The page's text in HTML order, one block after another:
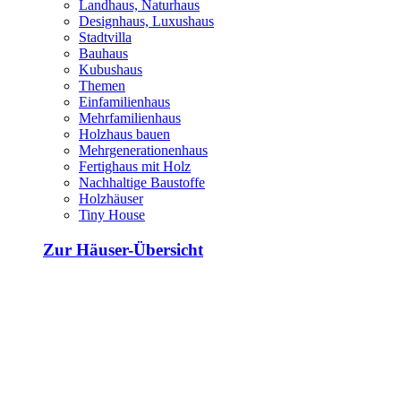
Landhaus, Naturhaus
Designhaus, Luxushaus
Stadtvilla
Bauhaus
Kubushaus
Themen
Einfamilienhaus
Mehrfamilienhaus
Holzhaus bauen
Mehrgenerationenhaus
Fertighaus mit Holz
Nachhaltige Baustoffe
Holzhäuser
Tiny House
Zur Häuser-Übersicht